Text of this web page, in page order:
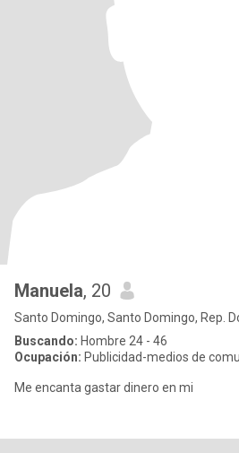
Manuela, 20
Santo Domingo, Santo Domingo, Rep.
Buscando: Hombre 24 - 46
Ocupación: Publicidad-medios de
Me encanta gastar dinero en mi